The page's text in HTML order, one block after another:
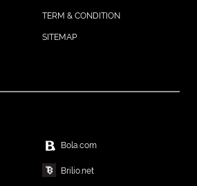
TERM & CONDITION
SITEMAP
Bola.com
Brilio.net